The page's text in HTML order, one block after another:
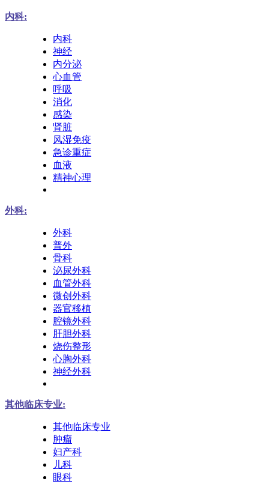
内科:
内科
神经
内分泌
心血管
呼吸
消化
感染
肾脏
风湿免疫
急诊重症
血液
精神心理
外科:
外科
普外
骨科
泌尿外科
血管外科
微创外科
器官移植
腔镜外科
肝胆外科
烧伤整形
心胸外科
神经外科
其他临床专业:
其他临床专业
肿瘤
妇产科
儿科
眼科